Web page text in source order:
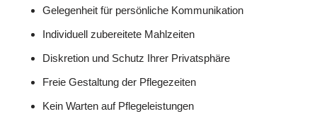
Gelegenheit für persönliche Kommunikation
Individuell zubereitete Mahlzeiten
Diskretion und Schutz Ihrer Privatsphäre
Freie Gestaltung der Pflegezeiten
Kein Warten auf Pflegeleistungen